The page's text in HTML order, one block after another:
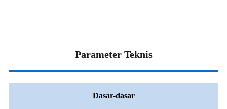
Parameter Teknis
Dasar-dasar